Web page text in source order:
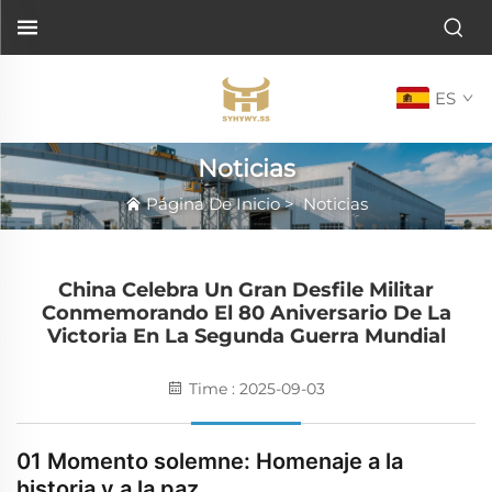
ES
Noticias
Página De Inicio>Noticias
China Celebra Un Gran Desfile Militar
Conmemorando El 80 Aniversario De La
Victoria En La Segunda Guerra Mundial
Time : 2025-09-03
01 Momento solemne: Homenaje a la